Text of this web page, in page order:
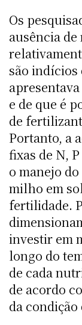
Os
ausência de
são indícios
e de que é
de
Portanto, a
fixas de N,
o manejo
milho em
fertilidade.
investir em
longo do
de cada
de acordo
da